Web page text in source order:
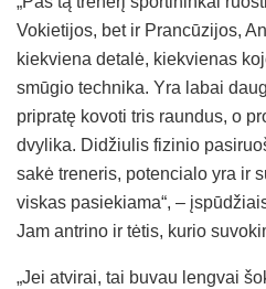
Vokietijos, bet ir Prancūzijos,
kiekviena detalė, kiekvienas
smūgio technika. Yra labai
pripratę kovoti tris raundus, o
dvylika. Didžiulis fizinio
sakė treneris, potencialo yra ir
viskas pasiekiama“, –
Jam antrino ir tėtis, kurio
„Jei atvirai, tai buvau lengvai